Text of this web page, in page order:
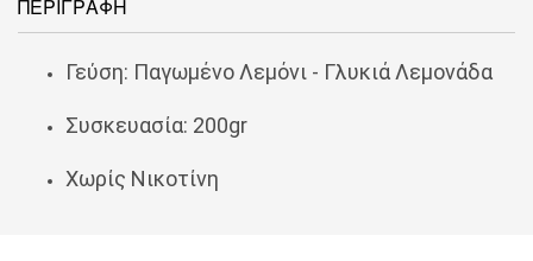
ΠΕΡΙΓΡΑΦΗ
Γεύση: Παγωμένο Λεμόνι - Γλυκιά Λεμονάδα
Συσκευασία: 200gr
Χωρίς Νικοτίνη